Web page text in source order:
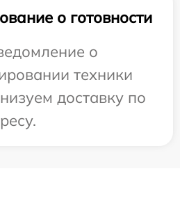
о готовности
о
техники
доставку по